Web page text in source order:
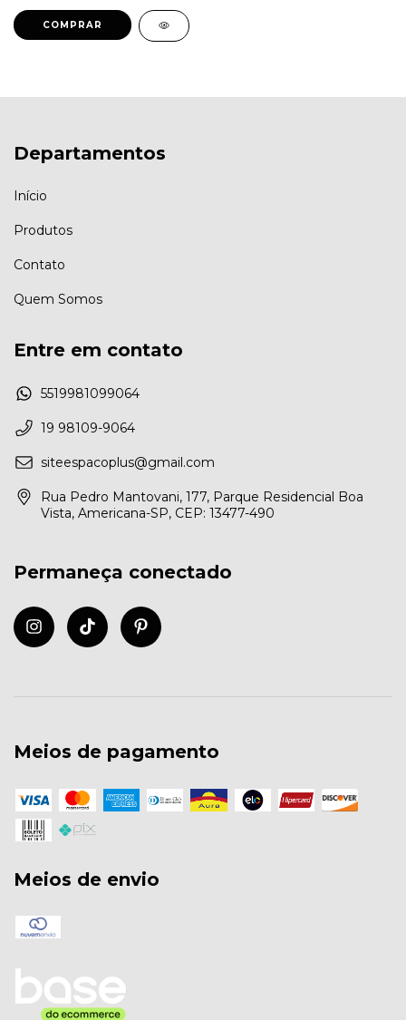
COMPRAR
Departamentos
Início
Produtos
Contato
Quem Somos
Entre em contato
5519981099064
19 98109-9064
siteespacoplus@gmail.com
Rua Pedro Mantovani, 177, Parque Residencial Boa
Vista, Americana-SP, CEP: 13477-490
Permaneça conectado
Meios de pagamento
Meios de envio